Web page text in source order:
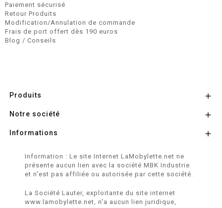
Paiement sécurisé
Retour Produits
Modification/Annulation de commande
Frais de port offert dès 190 euros
Blog / Conseils
Produits 
Notre société 
Informations 
Information : Le site Internet LaMobylette.net ne
présente aucun lien avec la société MBK Industrie
et n'est pas affiliée ou autorisée par cette société.
La Société Lauter, exploitante du site internet
www.lamobylette.net, n'a aucun lien juridique,